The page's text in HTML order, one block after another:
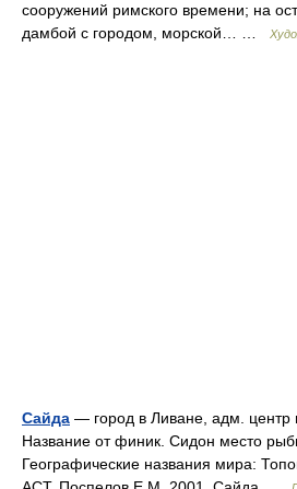
сооружений римского времени; на
дамбой с городом, морской… …
Сайда — город в Ливане, адм.
Название от финик. Сидон место
Географические названия мира: